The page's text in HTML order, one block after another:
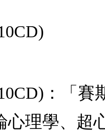
：「
理學、超